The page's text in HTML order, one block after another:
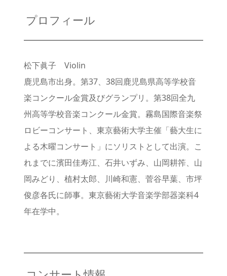
プロフィール
松下眞子 Violin
鹿児島市出身。第37、38回鹿児島県高等学校音
楽コンクール金賞及びグランプリ。第38回全九
州高等学校音楽コンクール金賞。霧島国際音楽祭
ロビーコンサート、東京藝術大学主催「藝大生に
よる木曜コンサート」にソリストとして出演。こ
れまでに濱田佳寿江、石井いずみ、山岡耕筰、山
岡みどり、植村太郎、川崎和憲、菅谷早葉、市坪
俊彦各氏に師事。東京藝術大学音楽学部器楽科4
年在学中。